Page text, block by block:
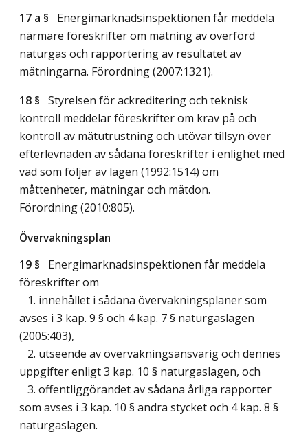
17 a § Energimarknadsinspektionen får meddela
närmare föreskrifter om mätning av överförd
naturgas och rapportering av resultatet av
mätningarna. Förordning (2007:1321).
18 § Styrelsen för ackreditering och teknisk
kontroll meddelar föreskrifter om krav på och
kontroll av mätutrustning och utövar tillsyn över
efterlevnaden av sådana föreskrifter i enlighet med
vad som följer av lagen (1992:1514) om
måttenheter, mätningar och mätdon.
Förordning (2010:805).
Övervakningsplan
19 § Energimarknadsinspektionen får meddela
föreskrifter om
1. innehållet i sådana övervakningsplaner som
avses i 3 kap. 9 § och 4 kap. 7 § naturgaslagen
(2005:403),
2. utseende av övervakningsansvarig och dennes
uppgifter enligt 3 kap. 10 § naturgaslagen, och
3. offentliggörandet av sådana årliga rapporter
som avses i 3 kap. 10 § andra stycket och 4 kap. 8 §
naturgaslagen.